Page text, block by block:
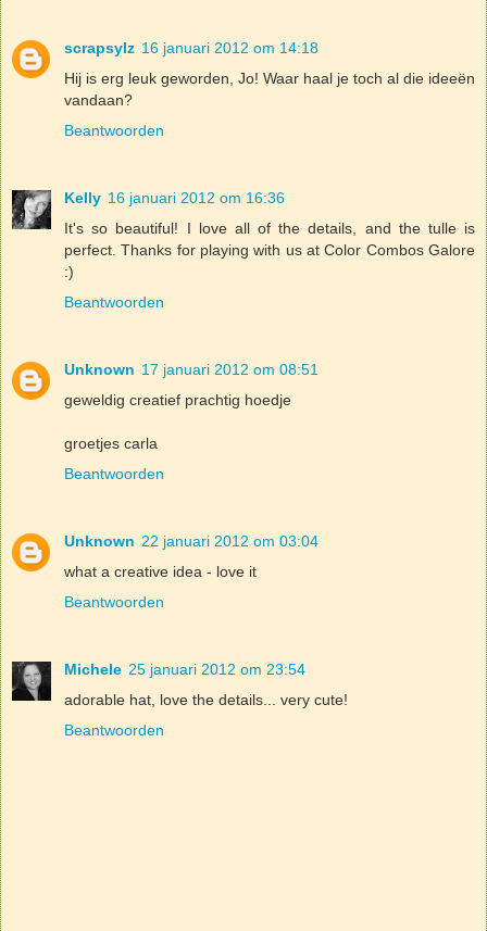
scrapsylz 16 januari 2012 om 14:18
Hij is erg leuk geworden, Jo! Waar haal je toch al die ideeën
vandaan?
Beantwoorden
Kelly 16 januari 2012 om 16:36
It's so beautiful! I love all of the details, and the tulle is
perfect. Thanks for playing with us at Color Combos Galore
:)
Beantwoorden
Unknown 17 januari 2012 om 08:51
geweldig creatief prachtig hoedje
groetjes carla
Beantwoorden
Unknown 22 januari 2012 om 03:04
what a creative idea - love it
Beantwoorden
Michele 25 januari 2012 om 23:54
adorable hat, love the details... very cute!
Beantwoorden